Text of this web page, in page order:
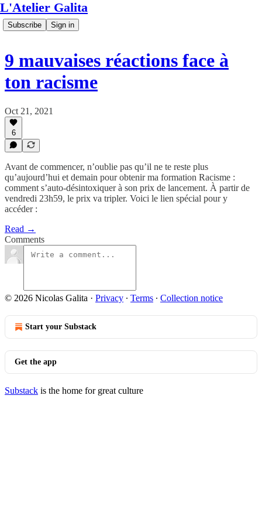
L'Atelier Galita
Subscribe Sign in
9 mauvaises réactions face à
ton racisme
Oct 21, 2021
6
Avant de commencer, n’oublie pas qu’il ne te reste plus
qu’aujourd’hui et demain pour obtenir ma formation Racisme :
comment s’auto-désintoxiquer à son prix de lancement. À partir de
vendredi 23h59, le prix va tripler. Voici le lien spécial pour y
accéder :
Read →
Comments
© 2026 Nicolas Galita · Privacy ∙ Terms ∙ Collection notice
Start your Substack
Get the app
Substack is the home for great culture